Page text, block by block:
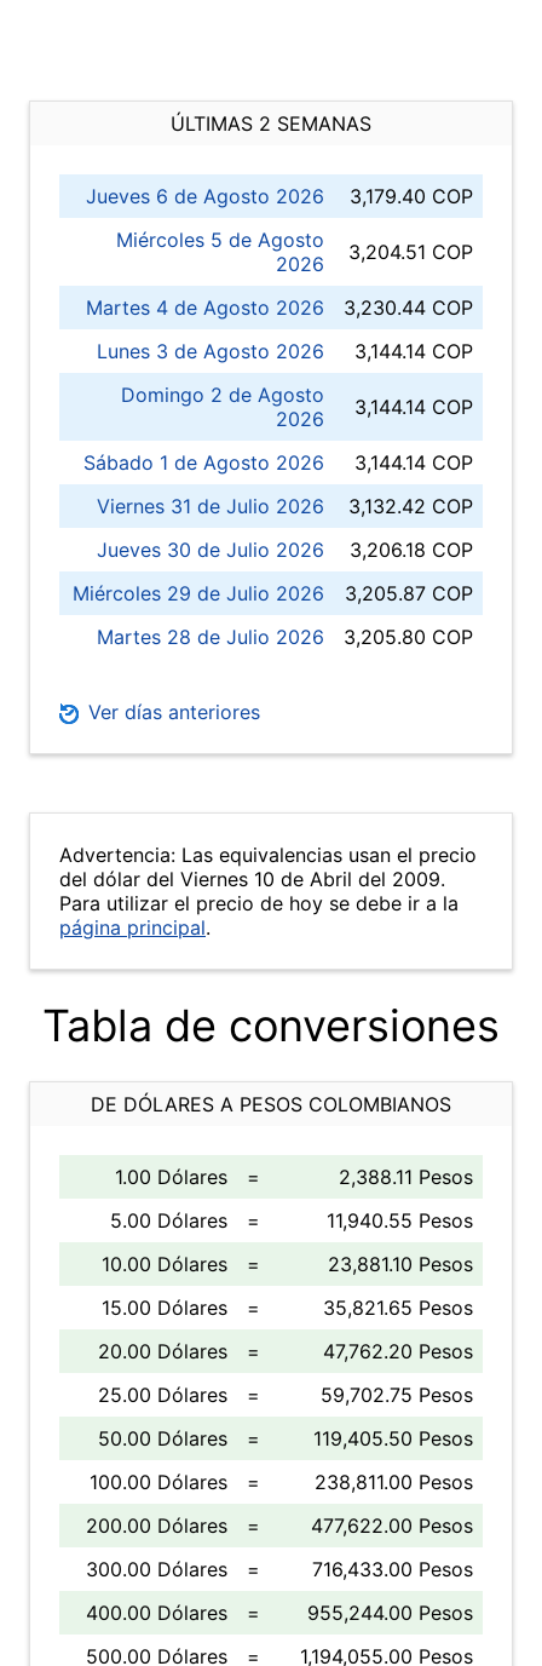
ÚLTIMAS 2 SEMANAS
Jueves 6 de Agosto 2026
3,179.40 COP
Miércoles 5 de Agosto
2026
3,204.51 COP
Martes 4 de Agosto 2026
3,230.44 COP
Lunes 3 de Agosto 2026
3,144.14 COP
Domingo 2 de Agosto
2026
3,144.14 COP
Sábado 1 de Agosto 2026
3,144.14 COP
Viernes 31 de Julio 2026
3,132.42 COP
Jueves 30 de Julio 2026
3,206.18 COP
Miércoles 29 de Julio 2026
3,205.87 COP
Martes 28 de Julio 2026
3,205.80 COP
Ver días anteriores
Advertencia: Las equivalencias usan el precio
del dólar del Viernes 10 de Abril del 2009.
Para utilizar el precio de hoy se debe ir a la
página principal.
Tabla de conversiones
DE DÓLARES A PESOS COLOMBIANOS
1.00 Dólares =
2,388.11 Pesos
5.00 Dólares
=
11,940.55 Pesos
10.00 Dólares
=
23,881.10 Pesos
15.00 Dólares
=
35,821.65 Pesos
20.00 Dólares
=
47,762.20 Pesos
25.00 Dólares
=
59,702.75 Pesos
50.00 Dólares
=
119,405.50 Pesos
100.00 Dólares
=
238,811.00 Pesos
200.00 Dólares
=
477,622.00 Pesos
300.00 Dólares
=
716,433.00 Pesos
400.00 Dólares
=
955,244.00 Pesos
500.00 Dólares
=
1,194,055.00 Pesos